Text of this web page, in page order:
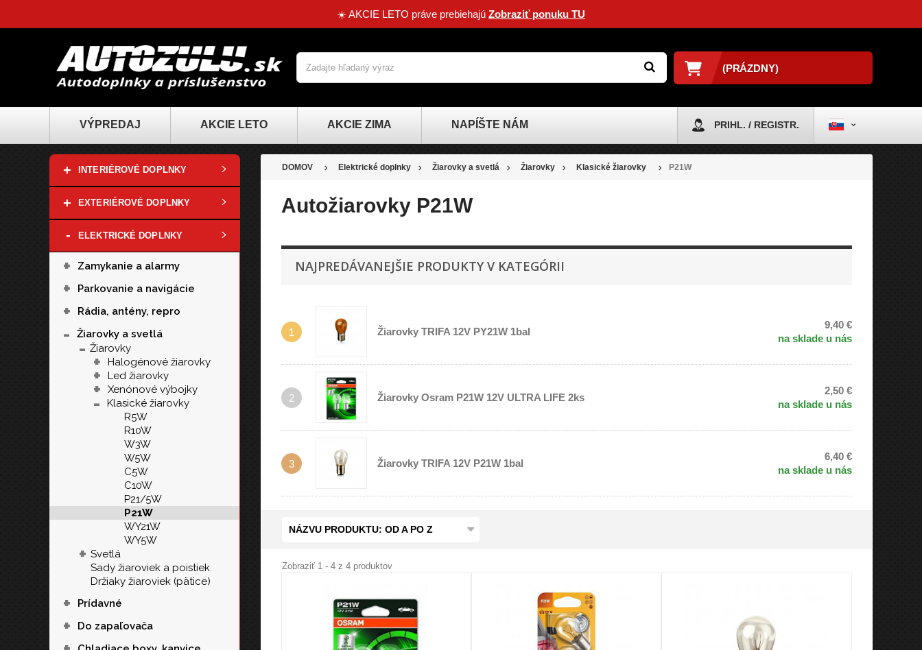
☀️ AKCIE LETO práve prebiehajú Zobraziť ponuku TU
(PRÁZDNY)
VÝPREDAJ AKCIE LETO AKCIE ZIMA NAPÍŠTE NÁM PRIHL. / REGISTR.
+ INTERIÉROVÉ DOPLNKY
+ EXTERIÉROVÉ DOPLNKY
- ELEKTRICKÉ DOPLNKY
+ Zamykanie a alarmy
+ Parkovanie a navigácie
+ Rádia, antény, repro
- Žiarovky a svetlá
- Žiarovky
+ Halogénové žiarovky
+ Led žiarovky
+ Xenónové výbojky
-
Klasické žiarovky
R5W
R10W
W3W
W5W
C5W
C10W
P21/5W
P21W
WY21W
WY5W
+ Svetlá
Sady žiaroviek a poistiek
Držiaky žiaroviek (pätice)
+ Prídavné
+ Do zapaľovača
DOMOV Elektrické doplnky Žiarovky a svetlá Žiarovky Klasické žiarovky P21W
Autožiarovky P21W
NAJPREDÁVANEJŠIE PRODUKTY V KATEGÓRII
1 Žiarovky TRIFA 12V PY21W 1bal
9,40 €
na sklade u nás
2 Žiarovky Osram P21W 12V ULTRA LIFE 2ks
2,50 €
na sklade u nás
3 Žiarovky TRIFA 12V P21W 1bal
6,40 €
na sklade u nás
NÁZVU PRODUKTU: OD A PO Z
Zobraziť 1 - 4 z 4 produktov